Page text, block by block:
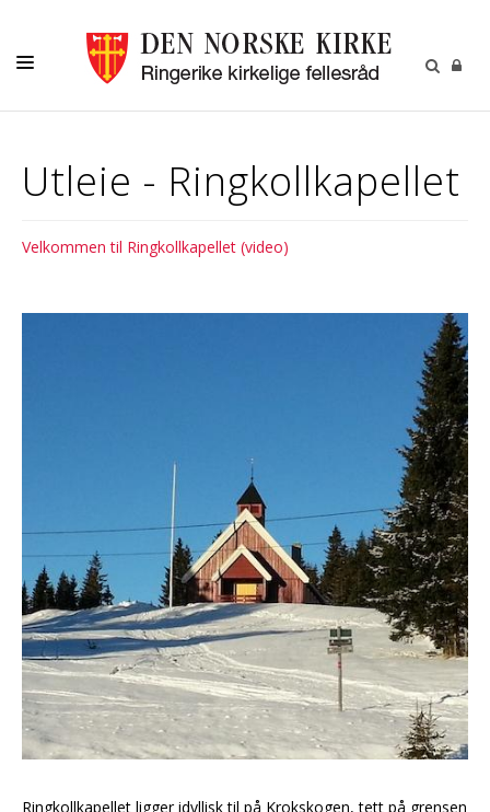
AKTIVITETER
Utleie - Ringkollkapellet
Velkommen til Ringkollkapellet (video)
Ringkollkapellet ligger idyllisk til på Krokskogen, tett på grensen